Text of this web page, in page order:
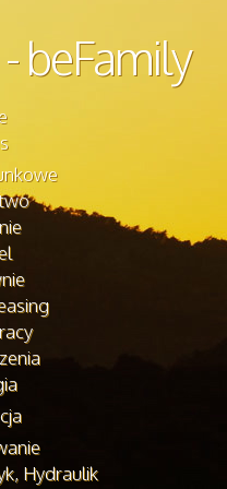
beFamily
Hydraulik